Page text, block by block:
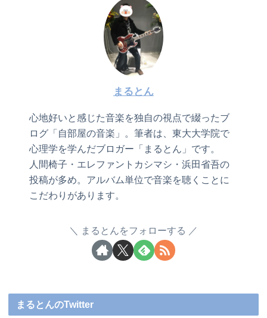
まるとん
心地好いと感じた音楽を独自の視点で綴ったブ
ログ「自部屋の音楽」。筆者は、東大大学院で
心理学を学んだブロガー「まるとん」です。
人間椅子・エレファントカシマシ・浜田省吾の
投稿が多め。アルバム単位で音楽を聴くことに
こだわりがあります。
まるとんをフォローする
まるとんのTwitter